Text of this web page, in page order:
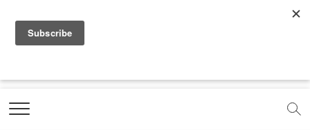
a
e
b
o
t
.
o
e
t
t
Marketing Oops!
DIGITAL | CREATIVE | ADVERTISING | CAMPAIGN |